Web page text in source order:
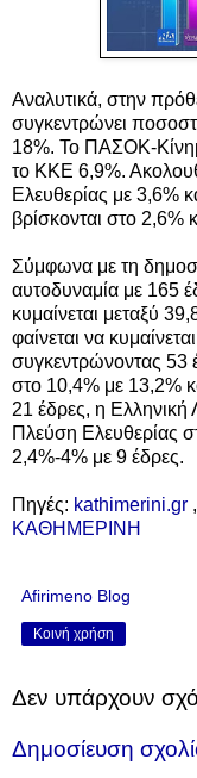
Αναλυτικά, στην
συγκεντρώνει
18%. Το ΠΑΣΟΚ-
το ΚΚΕ 6,9%.
Ελευθερίας με 3,6%
βρίσκονται στο 2,6%
Σύμφωνα με τη
αυτοδυναμία με 165
κυμαίνεται μεταξύ
φαίνεται να
συγκεντρώνοντας 53
στο 10,4% με 13,2%
21 έδρες, η
Πλεύση Ελευθερίας
2,4%-4% με 9 έδρες.
Πηγές: kathimerini.gr ,
ΚΑΘΗΜΕΡΙΝΗ
Afirimeno Blog
Κοινή χρήση
Δεν υπάρχουν
Δημοσίευση